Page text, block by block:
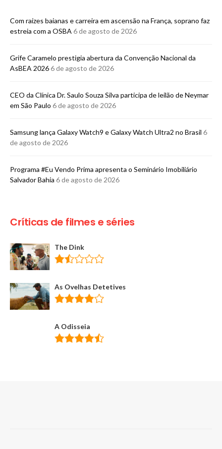
Com raízes baianas e carreira em ascensão na França, soprano faz
estreia com a OSBA 6 de agosto de 2026
Grife Caramelo prestigia abertura da Convenção Nacional da
AsBEA 20266 de agosto de 2026
CEO da Clínica Dr. Saulo Souza Silva participa de leilão de Neymar
em São Paulo 6 de agosto de 2026
Samsung lança Galaxy Watch9 e Galaxy Watch Ultra2 no Brasil 6
de agosto de 2026
Programa #Eu Vendo Prima apresenta o Seminário Imobiliário
Salvador Bahia 6 de agosto de 2026
Críticas de filmes e séries
The Dink
As Ovelhas Detetives
A Odisseia